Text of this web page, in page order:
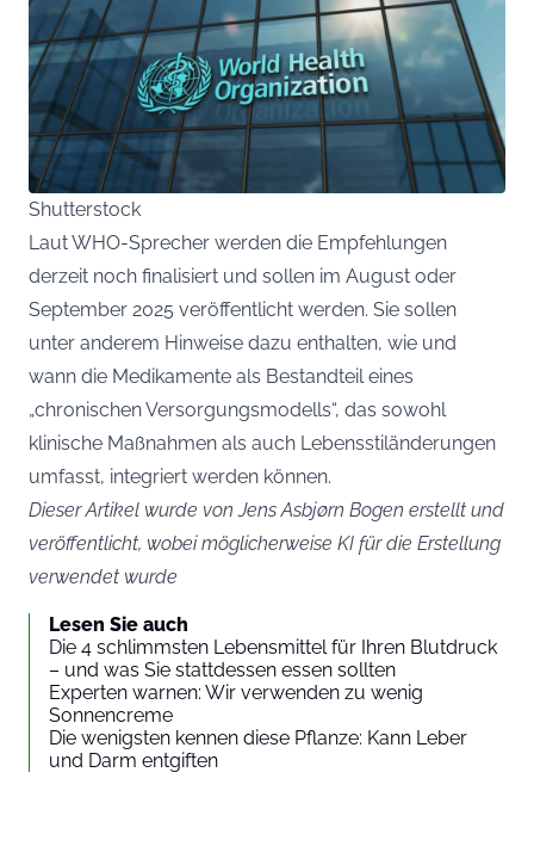
Shutterstock
Laut WHO-Sprecher werden die Empfehlungen
derzeit noch finalisiert und sollen im August oder
September 2025 veröffentlicht werden. Sie sollen
unter anderem Hinweise dazu enthalten, wie und
wann die Medikamente als Bestandteil eines
„chronischen Versorgungsmodells“, das sowohl
klinische Maßnahmen als auch Lebensstiländerungen
umfasst, integriert werden können.
Dieser Artikel wurde von Jens Asbjørn Bogen erstellt und
veröffentlicht, wobei möglicherweise KI für die Erstellung
verwendet wurde
Lesen Sie auch
Die 4 schlimmsten Lebensmittel für Ihren Blutdruck
– und was Sie stattdessen essen sollten
Experten warnen: Wir verwenden zu wenig
Sonnencreme
Die wenigsten kennen diese Pflanze: Kann Leber
und Darm entgiften